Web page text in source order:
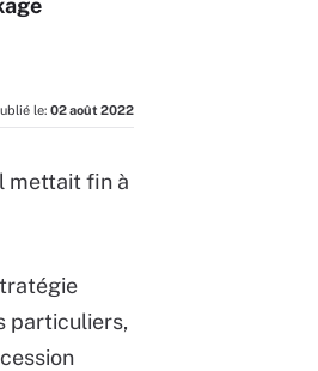
le: 02 août 2022
mettait fin à
particuliers,